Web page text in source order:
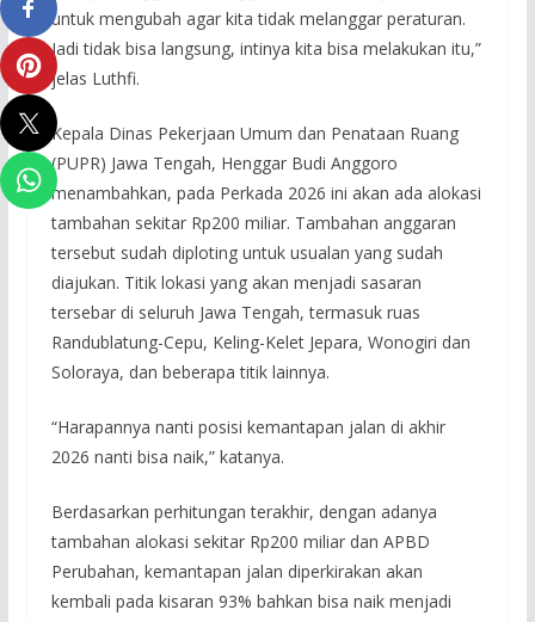
untuk mengubah agar kita tidak melanggar peraturan.
Jadi tidak bisa langsung, intinya kita bisa melakukan itu,”
jelas Luthfi.
Kepala Dinas Pekerjaan Umum dan Penataan Ruang
(PUPR) Jawa Tengah, Henggar Budi Anggoro
menambahkan, pada Perkada 2026 ini akan ada alokasi
tambahan sekitar Rp200 miliar. Tambahan anggaran
tersebut sudah diploting untuk usualan yang sudah
diajukan. Titik lokasi yang akan menjadi sasaran
tersebar di seluruh Jawa Tengah, termasuk ruas
Randublatung-Cepu, Keling-Kelet Jepara, Wonogiri dan
Soloraya, dan beberapa titik lainnya.
“Harapannya nanti posisi kemantapan jalan di akhir
2026 nanti bisa naik,” katanya.
Berdasarkan perhitungan terakhir, dengan adanya
tambahan alokasi sekitar Rp200 miliar dan APBD
Perubahan, kemantapan jalan diperkirakan akan
kembali pada kisaran 93% bahkan bisa naik menjadi